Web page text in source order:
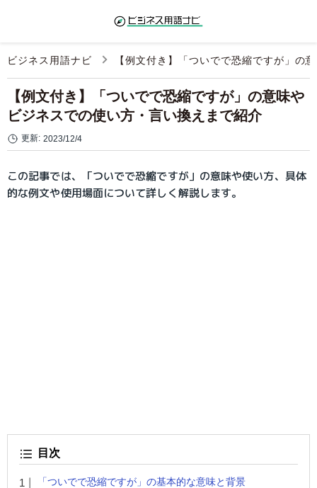
ビジネス用語ナビ 【例文付き】「ついでで恐縮ですが」の
【例文付き】「ついでで恐縮ですが」の意味や
ビジネスでの使い方・言い換えまで紹介
更新: 2023/12/4
この記事では、「ついでで恐縮ですが」の意味や使い方、具体
的な例文や使用場面について詳しく解説します。
目次
「ついでで恐縮ですが」の基本的な意味と背景